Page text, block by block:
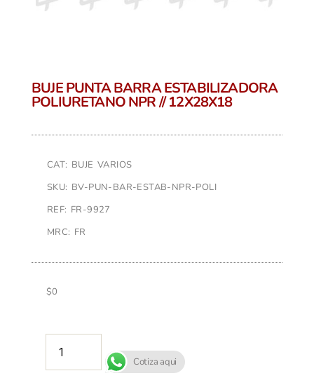
BUJE PUNTA BARRA ESTABILIZADORA
POLIURETANO NPR // 12X28X18
CAT: BUJE VARIOS
SKU: BV-PUN-BAR-ESTAB-NPR-POLI
REF: FR-9927
MRC: FR
$0
Cotiza aqui